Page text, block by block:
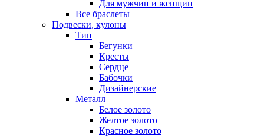
Для мужчин и женщин
Все браслеты
Подвески, кулоны
Тип
Бегунки
Кресты
Сердце
Бабочки
Дизайнерские
Металл
Белое золото
Желтое золото
Красное золото